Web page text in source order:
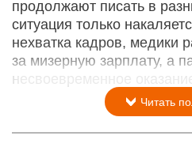
продолжают писать в
ситуация только
нехватка кадров, медики
за мизерную зарплату, а
несвоевременное
Читать